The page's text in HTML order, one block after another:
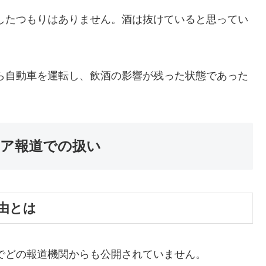
つもりはありません。酒は抜けていると思ってい
動車を運転し、飲酒の影響が残った状態であった
報道での扱い
とは
の報道機関からも公開されていません。